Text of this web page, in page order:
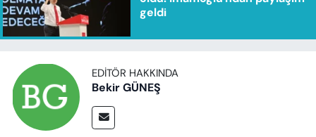
geldi
EDITÖR HAKKINDA
Bekir GÜNEŞ